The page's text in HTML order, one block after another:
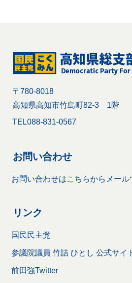
〒780-8018
高知県高知市竹島町82-3 1階
TEL088-831-0567
お問い合わせ
お問い合わせはこちらからメール
リンク
国民民主党
参議院議員 竹詰 ひとし 公式サイ
前田強Twitter